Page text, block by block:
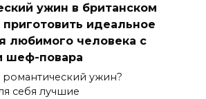
ужин в британском
приготовить идеальное
любимого человека с
шеф-повара
романтический ужин?
себя лучшие